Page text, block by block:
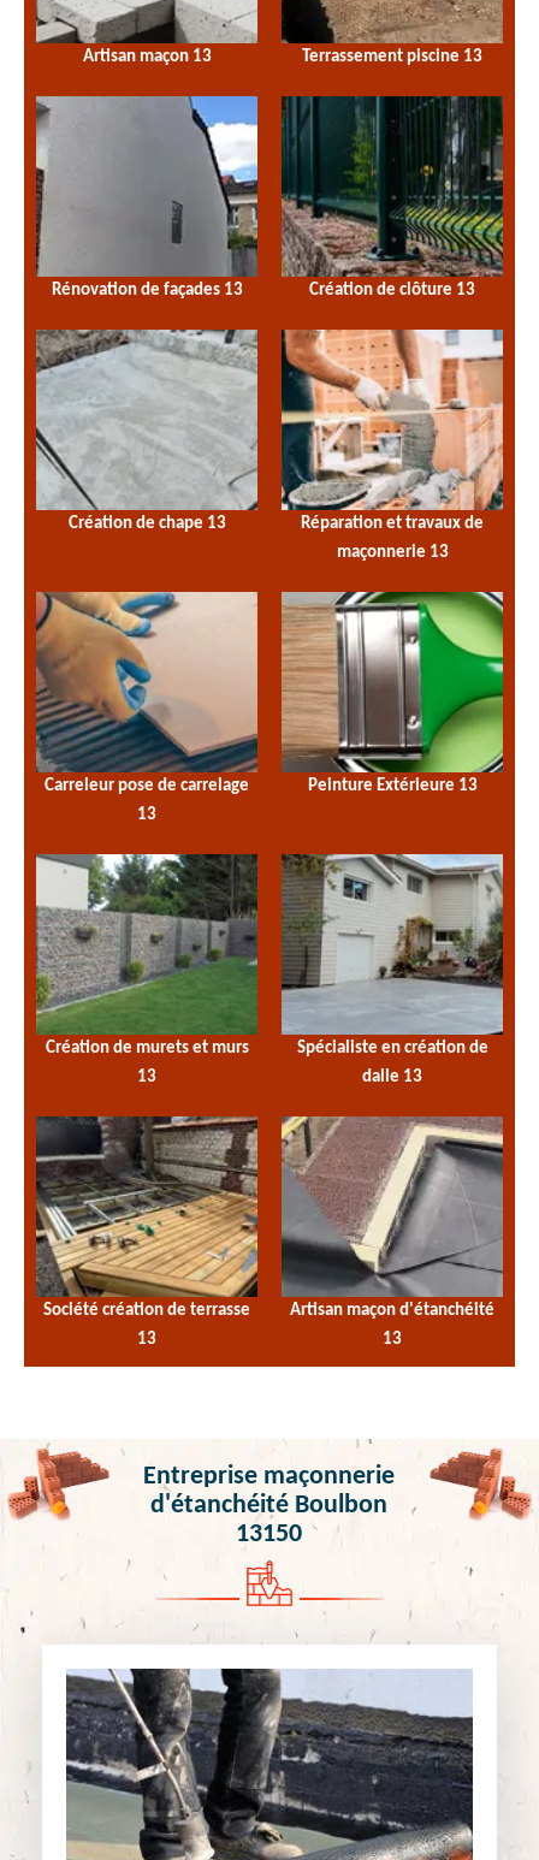
Artisan maçon 13 Terrassement piscine 13
Rénovation de façades 13 Création de clôture 13
Création de chape 13
Réparation et travaux de
maçonnerie 13
Carreleur pose de carrelage
13
Peinture Extérieure 13
Création de murets et murs
13
Spécialiste en création de
dalle 13
Société création de terrasse
13
Artisan maçon d'étanchéité
13
Entreprise maçonnerie
d'étanchéité Boulbon
13150